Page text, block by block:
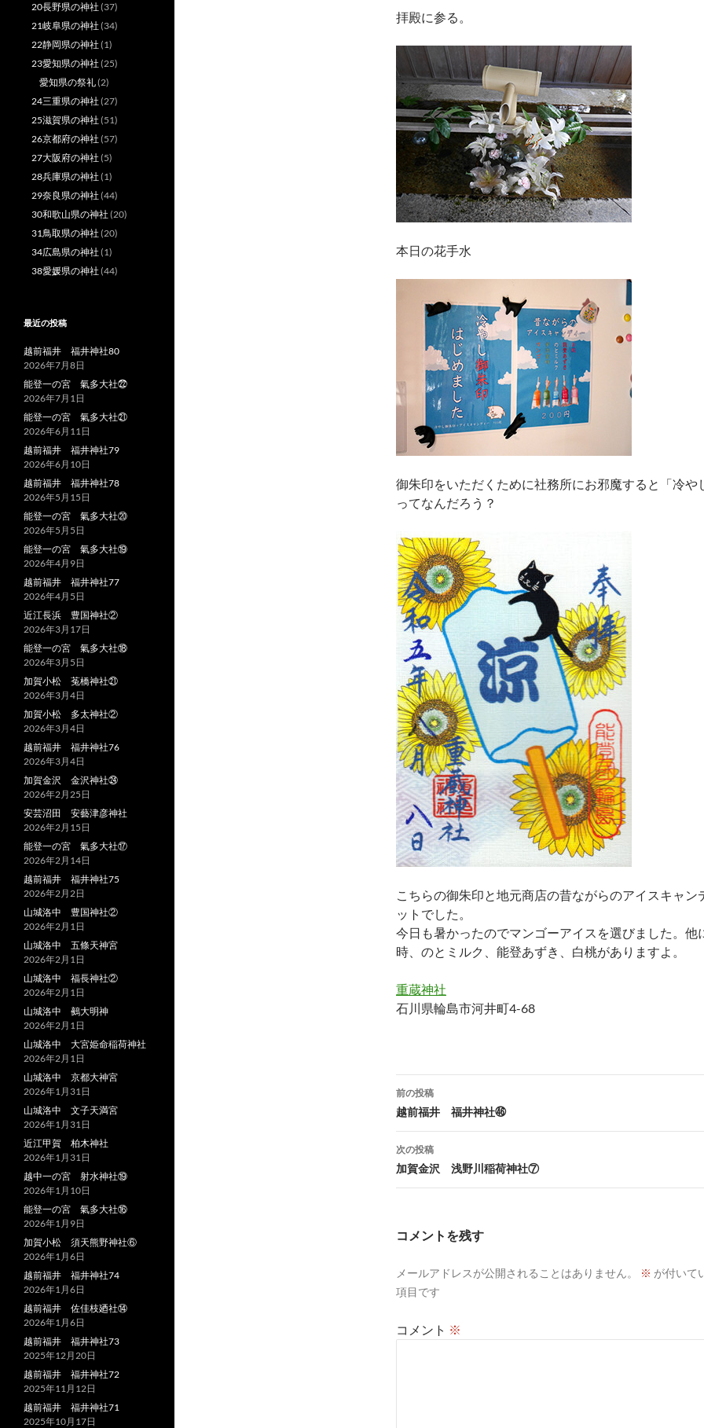
拝殿に参る。
本日の花手水
御朱印をいただくために社務所にお邪魔すると「冷や
ってなんだろう？
こちらの御朱印と地元商店の昔ながらのアイスキャン
ットでした。
今日も暑かったのでマンゴーアイスを選びました。他
時、のとミルク、能登あずき、白桃がありますよ。
重蔵神社
石川県輪島市河井町4-68
投
稿
ナ
ビ
ゲ
ョ
前の投稿
越前福井 福井神社㊻
次の投稿
加賀金沢 浅野川稲荷神社⑦
コメントを残す
メールアドレスが公開されることはありません。 ※ が付いて
項目です
コメント ※
20長野県の神社 (37)
21岐阜県の神社 (34)
22静岡県の神社 (1)
23愛知県の神社 (25)
愛知県の祭礼(2)
24三重県の神社 (27)
25滋賀県の神社 (51)
26京都府の神社 (57)
27大阪府の神社 (5)
28兵庫県の神社 (1)
29奈良県の神社 (44)
30和歌山県の神社 (20)
31鳥取県の神社 (20)
34広島県の神社 (1)
38愛媛県の神社 (44)
最近の投稿
越前福井 福井神社80
2026年7月8日
能登一の宮 氣多大社㉒
2026年7月1日
能登一の宮 氣多大社㉑
2026年6月11日
越前福井 福井神社79
2026年6月10日
越前福井 福井神社78
2026年5月15日
能登一の宮 氣多大社⑳
2026年5月5日
能登一の宮 氣多大社⑲
2026年4月9日
越前福井 福井神社77
2026年4月5日
近江長浜 豊国神社②
2026年3月17日
能登一の宮 氣多大社⑱
2026年3月5日
加賀小松 菟橋神社㉑
2026年3月4日
加賀小松 多太神社②
2026年3月4日
越前福井 福井神社76
2026年3月4日
加賀金沢 金沢神社㉔
2026年2月25日
安芸沼田 安藝津彦神社
2026年2月15日
能登一の宮 氣多大社⑰
2026年2月14日
越前福井 福井神社75
2026年2月2日
山城洛中 豊国神社②
2026年2月1日
山城洛中 五條天神宮
2026年2月1日
山城洛中 福長神社②
2026年2月1日
山城洛中 鵺大明神
2026年2月1日
山城洛中 大宮姫命稲荷神社
2026年2月1日
山城洛中 京都大神宮
2026年1月31日
山城洛中 文子天満宮
2026年1月31日
近江甲賀 柏木神社
2026年1月31日
越中一の宮 射水神社⑲
2026年1月10日
能登一の宮 氣多大社⑯
2026年1月9日
加賀小松 須天熊野神社⑥
2026年1月6日
越前福井 福井神社74
2026年1月6日
越前福井 佐佳枝廼社⑭
2026年1月6日
越前福井 福井神社73
2025年12月20日
越前福井 福井神社72
2025年11月12日
越前福井 福井神社71
2025年10月17日